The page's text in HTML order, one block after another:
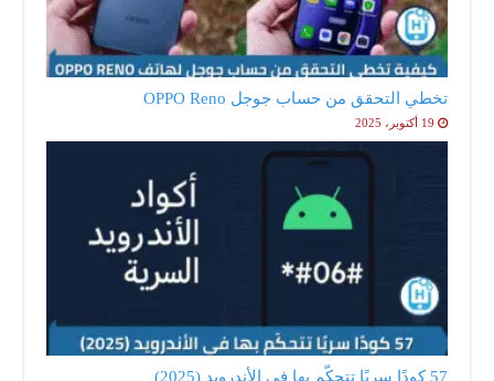
تخطي التحقق من حساب جوجل OPPO Reno
19 أكتوبر، 2025